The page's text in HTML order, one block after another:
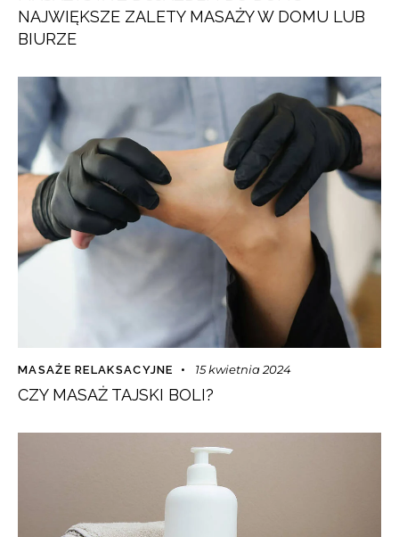
NAJWIĘKSZE ZALETY MASAŻY W DOMU LUB
BIURZE
MASAŻE RELAKSACYJNE 15 kwietnia 2024
CZY MASAŻ TAJSKI BOLI?